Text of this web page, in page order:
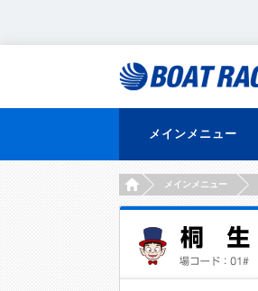
メインメニュー
HOMEメインメニュー